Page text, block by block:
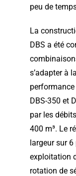
peu de
La
DBS a été
s’adapter à
DBS-350 et
par les
400 m³. Le
largeur sur
exploitation
rotation de